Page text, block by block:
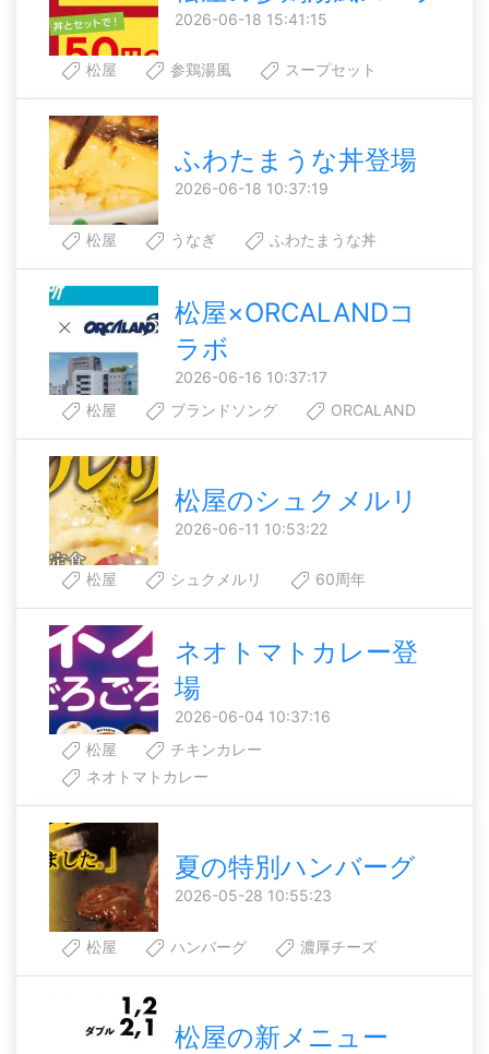
2026-06-18 15:41:15
松屋 参鶏湯風 スープセット
ふわたまうな丼登場
2026-06-18 10:37:19
松屋 うなぎ ふわたまうな丼
松屋×ORCALANDコ
ラボ
2026-06-16 10:37:17
松屋
ブランドソング ORCALAND
松屋のシュクメルリ
2026-06-11 10:53:22
松屋 シュクメルリ 60周年
ネオトマトカレー登
場
2026-06-04 10:37:16
松屋
チキンカレー
ネオトマトカレー
夏の特別ハンバーグ
2026-05-28 10:55:23
松屋 ハンバーグ 濃厚チーズ
松屋の新メニュー